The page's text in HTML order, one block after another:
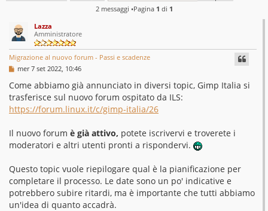
2 messaggi •Pagina 1 di 1
Lazza
Amministratore
Migrazione al nuovo forum - Passi e scadenze
M
s
s
a
g
g
o
mer 7 set 2022, 10:46
Come abbiamo già annunciato in diversi topic, Gimp Italia si
trasferisce sul nuovo forum ospitato da ILS:
https://forum.linux.it/c/gimp-italia/26
Il nuovo forum è già attivo, potete iscrivervi e troverete i
moderatori e altri utenti pronti a rispondervi.
Questo topic vuole riepilogare qual è la pianificazione per
completare il processo. Le date sono un po' indicative e
potrebbero subire ritardi, ma è importante che tutti abbiamo
un'idea di quanto accadrà.